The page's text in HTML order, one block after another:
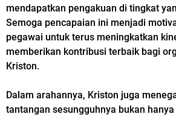
mendapatkan pengakuan di tingkat
Semoga pencapaian ini menjadi
pegawai untuk terus meningkatkan
memberikan kontribusi terbaik bagi
Kriston.
Dalam arahannya, Kriston juga
tantangan sesungguhnya bukan